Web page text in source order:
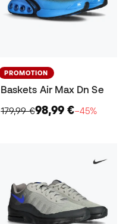
PROMOTION
Baskets Air Max Dn Se
179,99 €98,99 €−45%